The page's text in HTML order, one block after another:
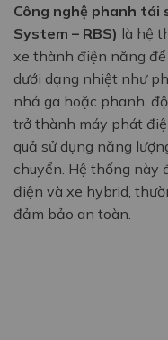
Công nghệ phanh
System – RBS) là hệ
xe thành điện năng
dưới dạng nhiệt như
nhả ga hoặc phanh,
trở thành máy phát
quả sử dụng năng
chuyển. Hệ thống này
điện và xe hybrid,
đảm bảo an toàn.